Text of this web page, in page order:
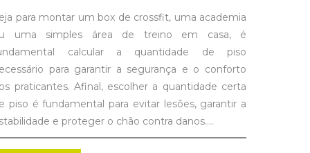
para montar um box de crossfit, uma academia
uma simples área de treino em casa, é
calcular a quantidade de piso
para garantir a segurança e o conforto
praticantes. Afinal, escolher a quantidade certa
piso é fundamental para evitar lesões, garantir a
e proteger o chão contra danos.…